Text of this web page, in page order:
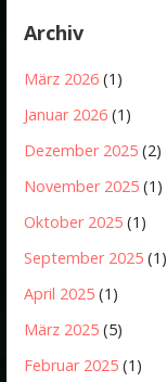
Archiv
März 2026 (1)
Januar 2026 (1)
Dezember 2025 (2)
November 2025 (1)
Oktober 2025 (1)
September 2025 (1)
April 2025 (1)
März 2025 (5)
Februar 2025 (1)